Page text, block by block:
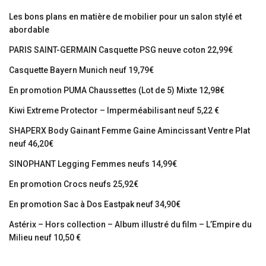
Les bons plans en matière de mobilier pour un salon stylé et
abordable
PARIS SAINT-GERMAIN Casquette PSG neuve coton 22,99€
Casquette Bayern Munich neuf 19,79€
En promotion PUMA Chaussettes (Lot de 5) Mixte 12,98€
Kiwi Extreme Protector – Imperméabilisant neuf 5,22 €
SHAPERX Body Gainant Femme Gaine Amincissant Ventre Plat
neuf 46,20€
SINOPHANT Legging Femmes neufs 14,99€
En promotion Crocs neufs 25,92€
En promotion Sac à Dos Eastpak neuf 34,90€
Astérix – Hors collection – Album illustré du film – L’Empire du
Milieu neuf 10,50 €